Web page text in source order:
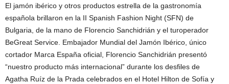
El jamón ibérico y otros productos estrella de la gastronomía
española brillaron en la II Spanish Fashion Night (SFN) de
Bulgaria, de la mano de Florencio Sanchidrián y el turoperador
BeGreat Service. Embajador Mundial del Jamón Ibérico, único
cortador Marca España oficial, Florencio Sanchidrián presentó
“nuestro producto más internacional” durante los desfiles de
Agatha Ruíz de la Prada celebrados en el Hotel Hilton de Sofía y